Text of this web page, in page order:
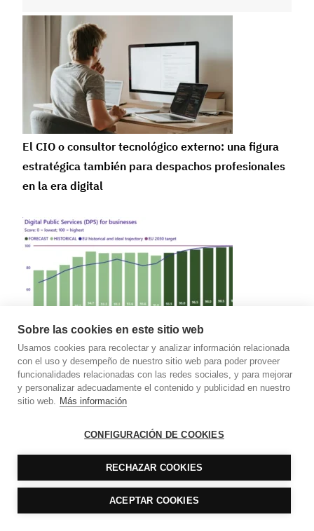
El CIO o consultor tecnológico externo: una figura
estratégica también para despachos profesionales
en la era digital
Cómo aprovechar la digitalización para fortalecer tu
despacho profesional: Claves y recomendaciones
Sobre las cookies en este sitio web
Usamos cookies para recolectar y analizar información relacionada
con el uso y desempeño de nuestro sitio web para poder proveer
funcionalidades relacionadas con las redes sociales, y para mejorar
y personalizar adecuadamente el contenido y publicidad en nuestro
sitio web. Más información
CONFIGURACIÓN DE COOKIES
RECHAZAR COOKIES
ACEPTAR COOKIES